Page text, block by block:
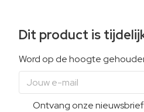
Dit product is
Word op de hoogte
Ontvang onze